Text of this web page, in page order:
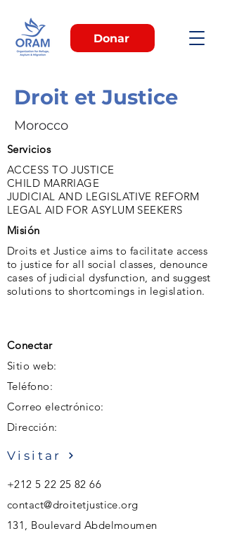
Donar
Droit et Justice
Morocco
Servicios
ACCESS TO JUSTICE
CHILD MARRIAGE
JUDICIAL AND LEGISLATIVE REFORM
LEGAL AID FOR ASYLUM SEEKERS
Misión
Droits et Justice aims to facilitate access
to justice for all social classes, denounce
cases of judicial dysfunction, and suggest
solutions to shortcomings in legislation.
Conectar
Sitio web:
Teléfono:
Correo electrónico:
Dirección:
Visitar
+212 5 22 25 82 66
contact@droitetjustice.org
131, Boulevard Abdelmoumen